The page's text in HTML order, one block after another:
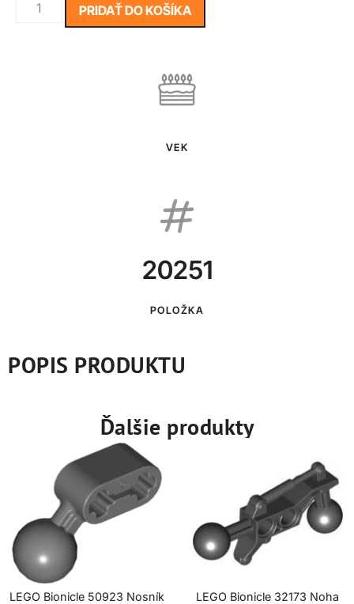
PRIDAŤ DO KOŠÍKA
VEK
20251
POLOŽKA
POPIS PRODUKTU
Ďalšie produkty
LEGO Bionicle 50923 Nosník
LEGO Bionicle 32173 Noha